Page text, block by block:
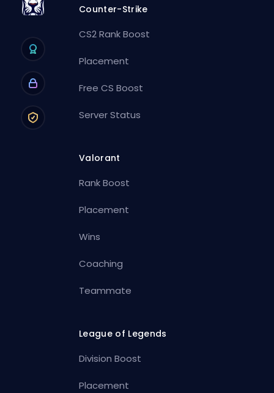
Counter-Strike
CS2 Rank Boost
Placement
Free CS Boost
Server Status
Valorant
Rank Boost
Placement
Wins
Coaching
Teammate
League of Legends
Division Boost
Placement